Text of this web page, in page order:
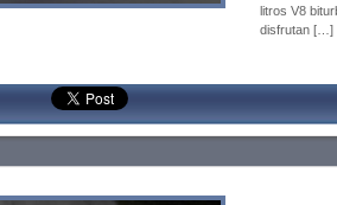
litros V8
disfrutan […]